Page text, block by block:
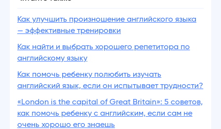
Как улучшить произношение английского языка
— эффективные тренировки
Как найти и выбрать хорошего репетитора по
английскому языку
Как помочь ребенку полюбить изучать
английский язык, если он испытывает трудности?
«London is the capital of Great Britain»: 5 советов,
как помочь ребенку с английским, если сам не
очень хорошо его знаешь